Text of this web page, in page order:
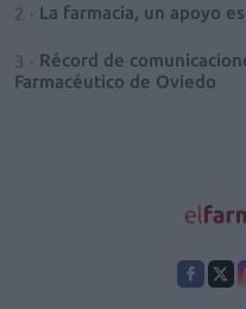
La farmacia, un apoyo
Récord de
Farmacéutico de Oviedo